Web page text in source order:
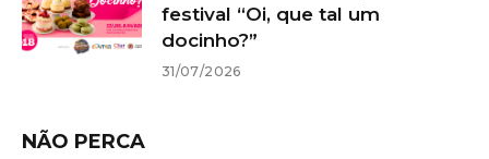
festival “Oi, que tal um
docinho?”
31/07/2026
NÃO PERCA